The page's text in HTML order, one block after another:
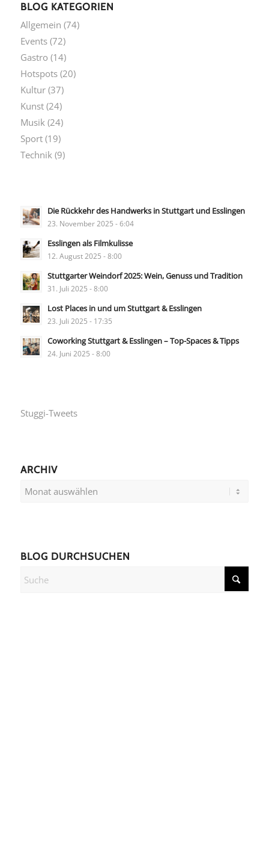
BLOG KATEGORIEN
Allgemein (74)
Events(72)
Gastro (14)
Hotspots(20)
Kultur(37)
Kunst(24)
Musik(24)
Sport(19)
Technik(9)
Die Rückkehr des Handwerks in Stuttgart und Esslingen
23. November 2025 - 6:04
Esslingen als Filmkulisse
12. August 2025 - 8:00
Stuttgarter Weindorf 2025: Wein, Genuss und Tradition
31. Juli 2025 - 8:00
Lost Places in und um Stuttgart & Esslingen
23. Juli 2025 - 17:35
Coworking Stuttgart & Esslingen – Top-Spaces & Tipps
24. Juni 2025 - 8:00
Stuggi-Tweets
ARCHIV
BLOG DURCHSUCHEN